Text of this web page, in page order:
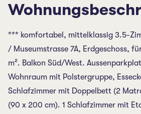
*** komfortabel, mittelklassig 3.5-
/ Museumstrasse 7A, Erdgeschoss,
m². Balkon Süd/West.
Wohnraum mit Polstergruppe,
Schlafzimmer mit Doppelbett (2
(90 x 200 cm). 1 Schlafzimmer mit